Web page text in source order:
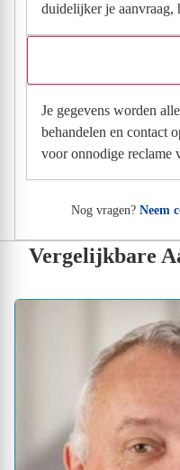
duidelijker je aanvraag,
Je gegevens worden
behandelen en contact
voor onnodige reclame
Nog vragen? Neem
Vergelijkbare